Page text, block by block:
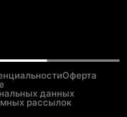
Оферта
данных
рассылок